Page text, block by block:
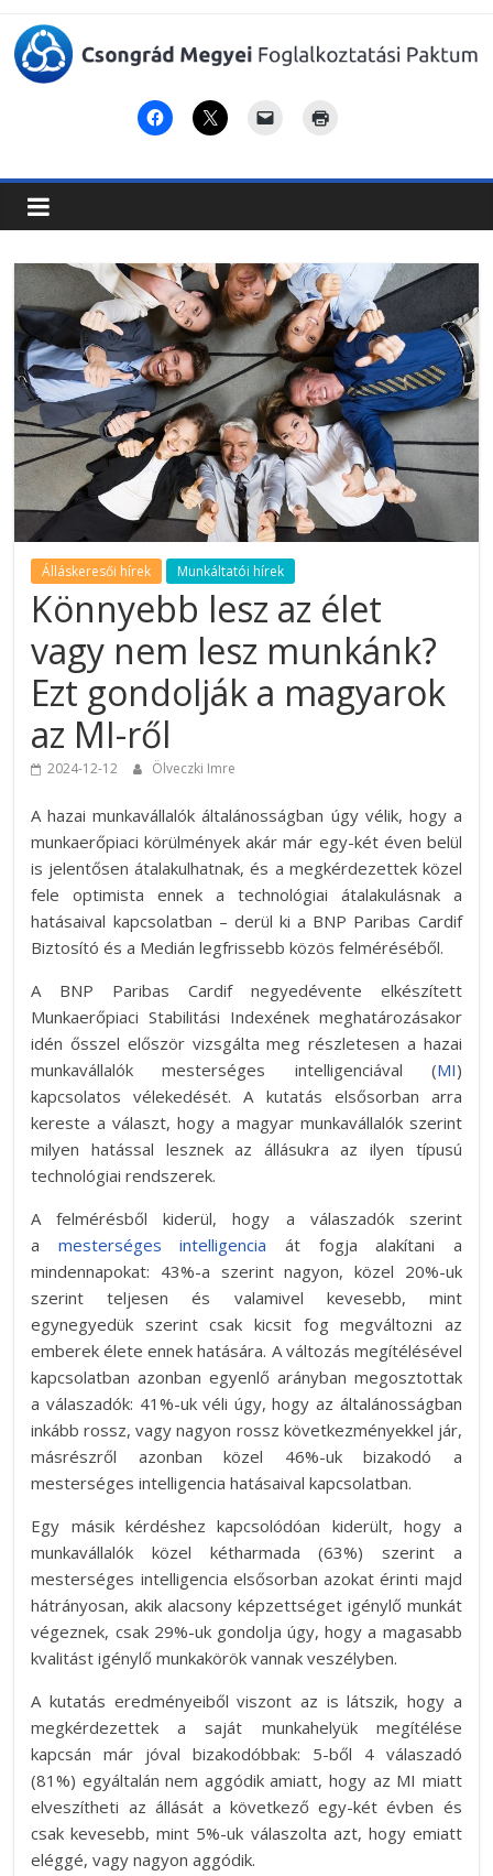
Csongrád
Megyei
Foglalkoztatási
Paktum
Álláskeresői hírek Munkáltatói hírek
Könnyebb lesz az élet
vagy nem lesz munkánk?
Ezt gondolják a magyarok
az MI-ről
2024-12-12 Ölveczki Imre
A hazai munkavállalók általánosságban úgy vélik, hogy a
munkaerőpiaci körülmények akár már egy-két éven belül
is jelentősen átalakulhatnak, és a megkérdezettek közel
fele optimista ennek a technológiai átalakulásnak a
hatásaival kapcsolatban – derül ki a BNP Paribas Cardif
Biztosító és a Medián legfrissebb közös felméréséből.
A BNP Paribas Cardif negyedévente elkészített
Munkaerőpiaci Stabilitási Indexének meghatározásakor
idén ősszel először vizsgálta meg részletesen a hazai
munkavállalók mesterséges intelligenciával (MI)
kapcsolatos vélekedését. A kutatás elsősorban arra
kereste a választ, hogy a magyar munkavállalók szerint
milyen hatással lesznek az állásukra az ilyen típusú
technológiai rendszerek.
A felmérésből kiderül, hogy a válaszadók szerint
a mesterséges intelligencia át fogja alakítani a
mindennapokat: 43%-a szerint nagyon, közel 20%-uk
szerint teljesen és valamivel kevesebb, mint
egynegyedük szerint csak kicsit fog megváltozni az
emberek élete ennek hatására. A változás megítélésével
kapcsolatban azonban egyenlő arányban megosztottak
a válaszadók: 41%-uk véli úgy, hogy az általánosságban
inkább rossz, vagy nagyon rossz következményekkel jár,
másrészről azonban közel 46%-uk bizakodó a
mesterséges intelligencia hatásaival kapcsolatban.
Egy másik kérdéshez kapcsolódóan kiderült, hogy a
munkavállalók közel kétharmada (63%) szerint a
mesterséges intelligencia elsősorban azokat érinti majd
hátrányosan, akik alacsony képzettséget igénylő munkát
végeznek, csak 29%-uk gondolja úgy, hogy a magasabb
kvalitást igénylő munkakörök vannak veszélyben.
A kutatás eredményeiből viszont az is látszik, hogy a
megkérdezettek a saját munkahelyük megítélése
kapcsán már jóval bizakodóbbak: 5-ből 4 válaszadó
(81%) egyáltalán nem aggódik amiatt, hogy az MI miatt
elveszítheti az állását a következő egy-két évben és
csak kevesebb, mint 5%-uk válaszolta azt, hogy emiatt
eléggé, vagy nagyon aggódik.